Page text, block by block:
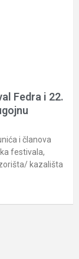
Fedra i 22.
i članova
festivala,
kazališta